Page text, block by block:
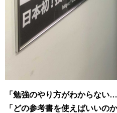
「勉強のやり方がわからない
「どの参考書を使えばいいの